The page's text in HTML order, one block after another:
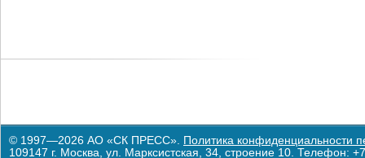
© 1997—2026 АО «СК ПРЕСС». Политика конфиденциальности
109147 г. Москва, ул. Марксистская, 34, строение 10. Телефон: